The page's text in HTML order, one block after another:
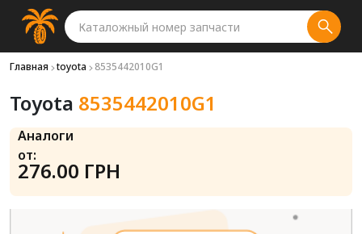
Главная toyota 8535442010G1
Toyota 8535442010G1
Аналоги
от:
276.00 ГРН